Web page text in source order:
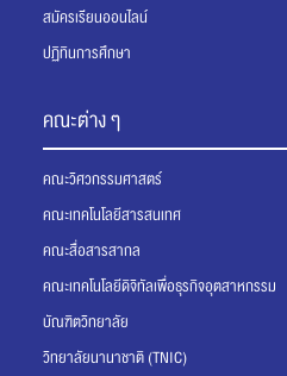
สมัครเรียนออนไลน์
ปฏิทินการศึกษา
คณะต่าง ๆ
คณะวิศวกรรมศาสตร์
คณะเทคโนโลยีสารสนเทศ
คณะสื่อสารสากล
คณะเทคโนโลยีดิจิทัลเพื่อธุรกิจอุตสาหกรรม
บัณฑิตวิทยาลัย
วิทยาลัยนานาชาติ (TNIC)